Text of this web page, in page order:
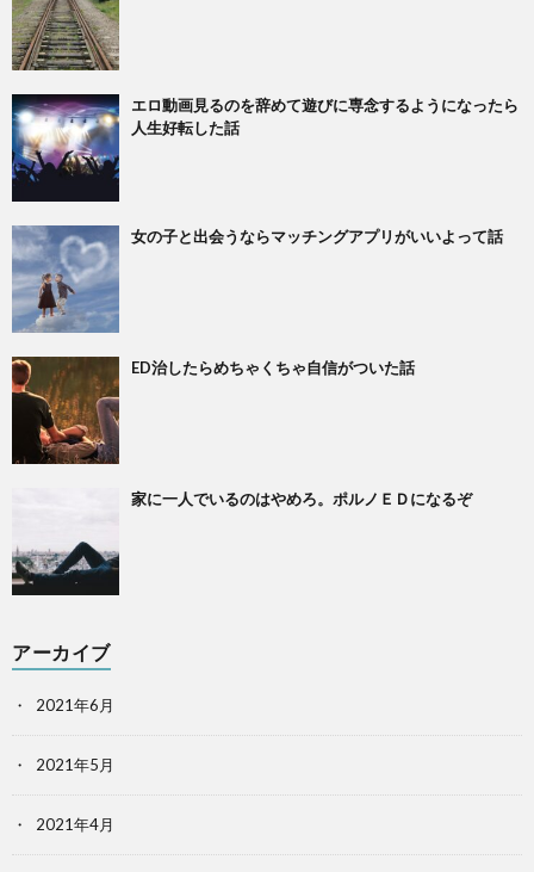
エロ動画見るのを辞めて遊びに専念するようになったら
人生好転した話
女の子と出会うならマッチングアプリがいいよって話
ED治したらめちゃくちゃ自信がついた話
家に一人でいるのはやめろ。ポルノＥＤになるぞ
アーカイブ
2021年6月
2021年5月
2021年4月